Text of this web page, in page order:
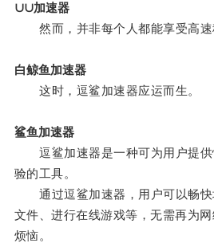
∪∪加速器
然而，并非每个人都能享受高速
白鲸鱼加速器
这时，逗鲨加速器应运而生。
鲨鱼加速器
逗鲨加速器是一种可为用户提供
验的工具。
通过逗鲨加速器，用户可以畅快
文件、进行在线游戏等，无需再为
烦恼。